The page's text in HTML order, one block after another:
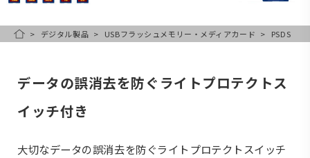
ツ
に
HOMEデジタル製品 USBフラッシュメモリー・メディアカード PSDS
データの誤消去を防ぐライトプロテクトス
イッチ付き
大切なデータの誤消去を防ぐライトプロテクトスイッチ